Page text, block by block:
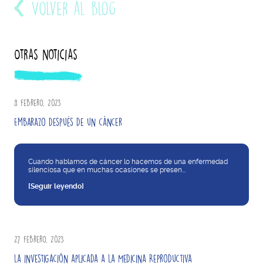
Volver al blog
Otras noticias
8 febrero, 2023
Embarazo después de un cáncer
Cuando hablamos de cáncer lo hacemos de una enfermedad
silenciosa que en muchas ocasiones se presen...
[Seguir leyendo]
27 febrero, 2023
La investigación aplicada a la Medicina Reproductiva